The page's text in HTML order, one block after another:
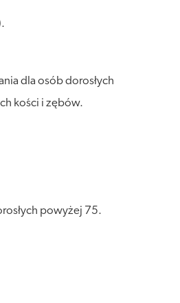
dla osób dorosłych
kości i zębów.
powyżej 75.